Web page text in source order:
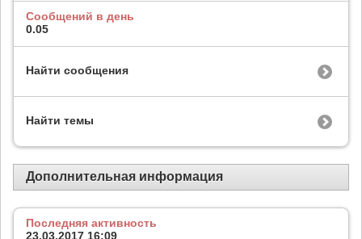
Сообщений в день
0.05
Найти сообщения
Найти темы
Дополнительная информация
Последняя активность
23.03.2017 16:09